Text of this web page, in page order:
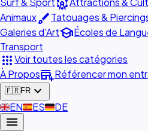
attractions
AnimauxbrushTatouages &
Galeries d'ArtschoolÉcoles de
Transport
appsVoir toutes les catégories
À Proposadd_businessRéférencer mon
🇫🇷FR expand_more
🇬🇧EN🇪🇸ES🇩🇪DE
menu